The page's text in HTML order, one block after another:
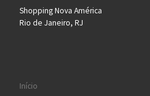
Shopping Nova América
Rio de Janeiro, RJ
Início